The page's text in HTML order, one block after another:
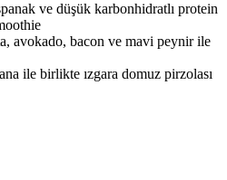
ve düşük karbonhidratlı protein
avokado, bacon ve mavi peynir ile
ile birlikte ızgara domuz pirzolası